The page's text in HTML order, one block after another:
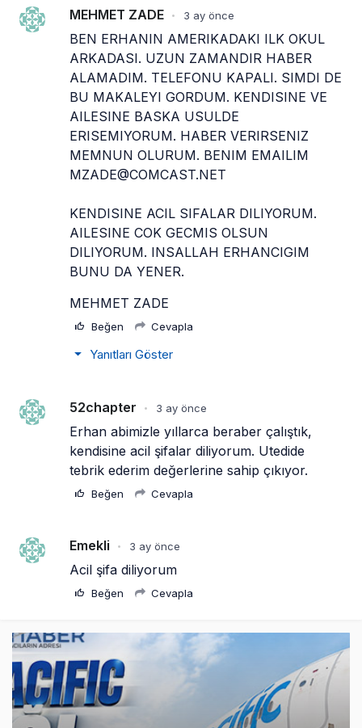
MEHMET ZADE • 3 ay önce
BEN ERHANIN AMERIKADAKI ILK OKUL
ARKADASI. UZUN ZAMANDIR HABER
ALAMADIM. TELEFONU KAPALI. SIMDI DE
BU MAKALEYI GORDUM. KENDISINE VE
AILESINE BASKA USULDE
ERISEMIYORUM. HABER VERIRSENIZ
MZADE@COMCAST.NET
KENDISINE ACIL SIFALAR DILIYORUM.
AILESINE COK GECMIS OLSUN
DILIYORUM. INSALLAH ERHANCIGIM
BUNU DA YENER.
MEHMET ZADE
Beğen Cevapla
Yanıtları Göster
52chapter • 3 ay önce
Erhan abimizle yıllarca beraber çalıştık,
kendisine acil şifalar diliyorum. Utedide
tebrik ederim değerlerine sahip çıkıyor.
Beğen Cevapla
Emekli • 3 ay önce
Acil şifa diliyorum
Beğen Cevapla